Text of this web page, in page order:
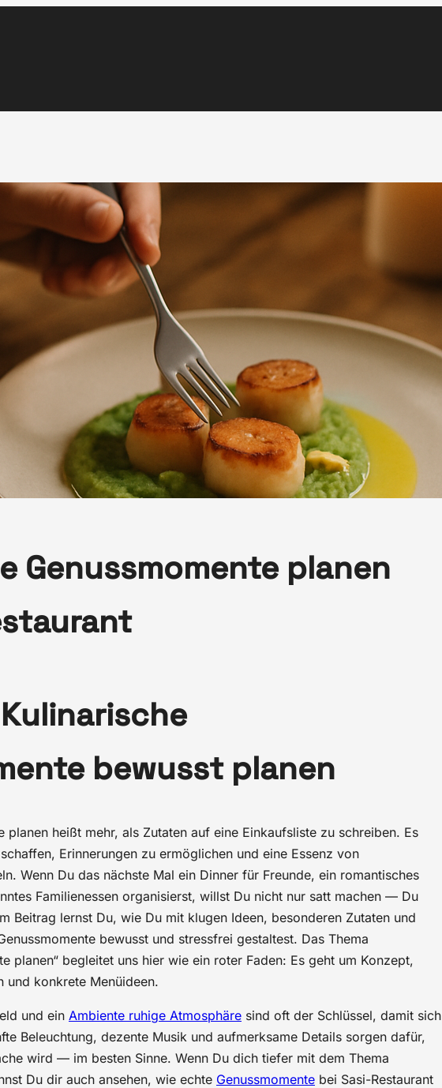
Genussmomente planen
bewusst planen
planen heißt mehr, als Zutaten auf eine Einkaufsliste zu schreiben. Es
Erinnerungen zu ermöglichen und eine Essenz von
Wenn Du das nächste Mal ein Dinner für Freunde, ein romantisches
Familienessen organisierst, willst Du nicht nur satt machen — Du
Beitrag lernst Du, wie Du mit klugen Ideen, besonderen Zutaten und
bewusst und stressfrei gestaltest. Das Thema
planen“ begleitet uns hier wie ein roter Faden: Es geht um Konzept,
und konkrete Menüideen.
und ein Ambiente ruhige Atmosphäre sind oft der Schlüssel, damit sich
Beleuchtung, dezente Musik und aufmerksame Details sorgen dafür,
wird — im besten Sinne. Wenn Du dich tiefer mit dem Thema
Du dir auch ansehen, wie echte Genussmomente bei Sasi-Restaurant